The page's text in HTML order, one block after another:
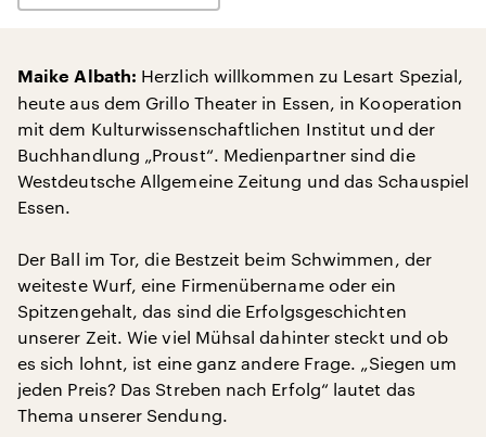
Maike Albath: Herzlich willkommen zu Lesart Spezial,
heute aus dem Grillo Theater in Essen, in Kooperation
mit dem Kulturwissenschaftlichen Institut und der
Buchhandlung „Proust“. Medienpartner sind die
Westdeutsche Allgemeine Zeitung und das Schauspiel
Essen.
Der Ball im Tor, die Bestzeit beim Schwimmen, der
weiteste Wurf, eine Firmenübername oder ein
Spitzengehalt, das sind die Erfolgsgeschichten
unserer Zeit. Wie viel Mühsal dahinter steckt und ob
es sich lohnt, ist eine ganz andere Frage. „Siegen um
jeden Preis? Das Streben nach Erfolg“ lautet das
Thema unserer Sendung.